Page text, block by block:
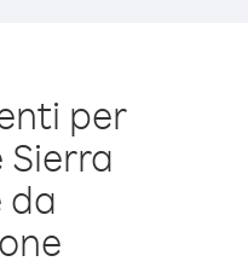
per
da